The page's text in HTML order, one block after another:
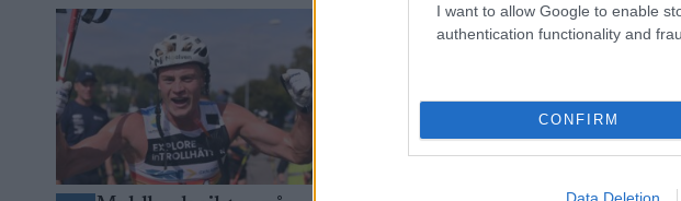
I want to allow Google to enable
authentication functionality and
CONFIRM
Data Deletion